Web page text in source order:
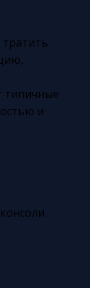
типичные
и